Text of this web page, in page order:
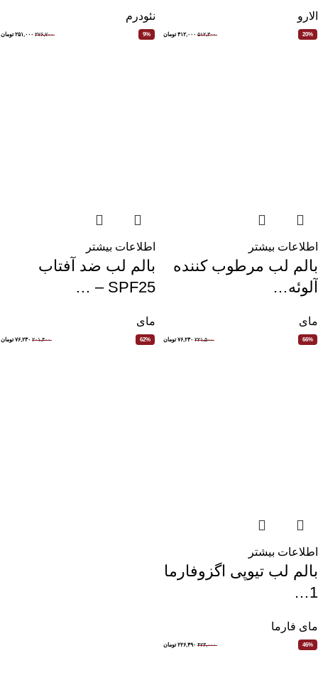
الارو
20% ۵۱۲,۳۰۰ ۴۱۲,۰۰۰ تومان
نئودرم
9% ۲۷۶,۷۰۰ ۲۵۱,۰۰۰ تومان
اطلاعات بیشتر
بالم لب مرطوب کننده
آلوئه…
مای
66% ۲۲۱,۵۰۰ ۷۶,۲۳۰ تومان
اطلاعات بیشتر
بالم لب ضد آفتاب
SPF25 – …
مای
62% ۲۰۱,۴۰۰ ۷۶,۲۳۰ تومان
اطلاعات بیشتر
بالم لب تیوپی اگزوفارما
1…
مای فارما
46% ۴۲۳,۰۰۰ ۲۲۶,۴۹۰ تومان